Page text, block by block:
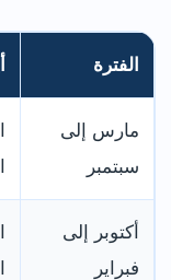
الفترة
مارس إلى
سبتمبر
أكتوبر إلى
فبراير